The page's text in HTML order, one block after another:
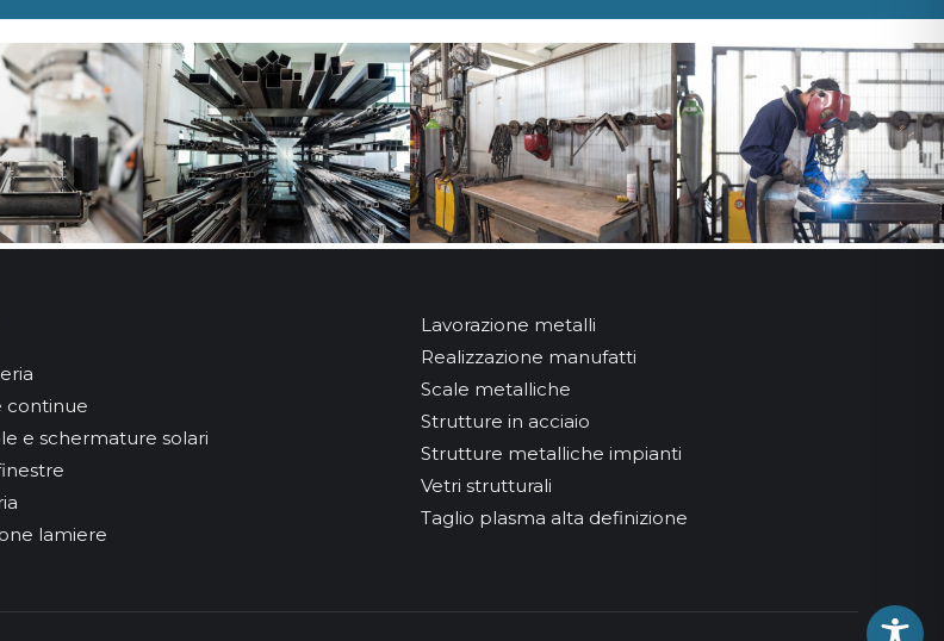
continue
e schermature solari
lamiere
Lavorazione metalli
Realizzazione manufatti
Scale metalliche
Strutture in acciaio
Strutture metalliche impianti
Vetri strutturali
Taglio plasma alta definizione